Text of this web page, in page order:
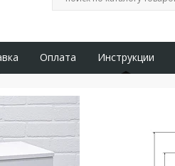
Оплата Инструкции